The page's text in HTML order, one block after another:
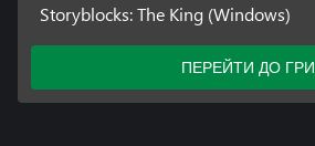
Storyblocks: The King (Windows)
ПЕРЕЙТИ ДО ГРИ